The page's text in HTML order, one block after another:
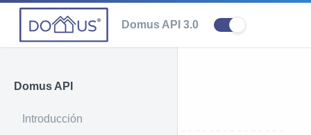
Domus API 3.0
Domus API
Introducción